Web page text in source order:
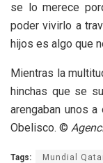
se lo merece
poder vivirlo a
hijos es algo que
Mientras la
hinchas que se
arengaban unos
Obelisco. ©
Tags: Mundial